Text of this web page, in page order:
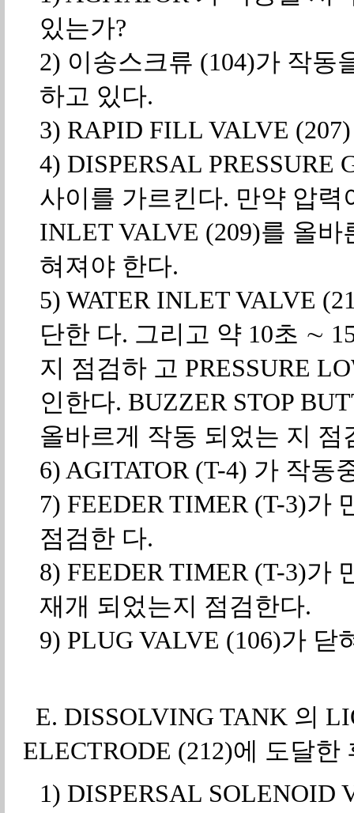
있는가?
2) 이송스크류 (104)가 작동
하고 있다.
3) RAPID FILL VALVE
4) DISPERSAL PRESSURE
사이를 가르킨다. 만약 압력
INLET VALVE (209)를 올
혀져야 한다.
5) WATER INLET VALVE
단한 다. 그리고 약 10초 ∼
지 점검하 고 PRESSURE
인한다. BUZZER STOP
올바르게 작동 되었는 지 점
6) AGITATOR (T-4) 가 작동
7) FEEDER TIMER (T-3)가
점검한 다.
8) FEEDER TIMER (T-3)가
재개 되었는지 점검한다.
9) PLUG VALVE (106)가 닫
E. DISSOLVING TANK 의
ELECTRODE (212)에 도달
1) DISPERSAL SOLENOID